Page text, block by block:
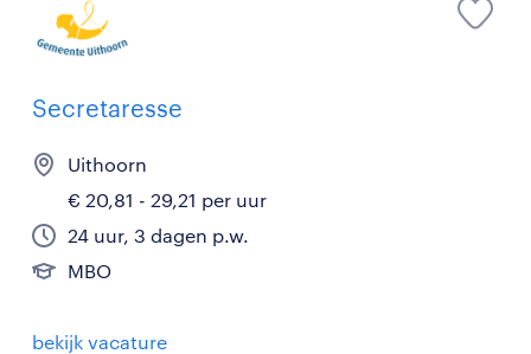
Secretaresse
Uithoorn
€ 20,81 - 29,21 per uur
24 uur, 3 dagen p.w.
MBO
bekijk vacature